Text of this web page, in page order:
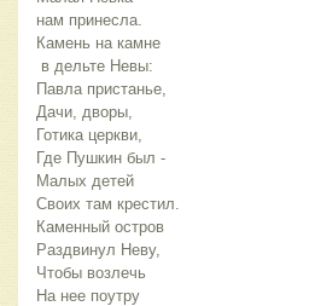
нам принесла.
Камень на камне
в дельте Невы:
Павла пристанье,
Дачи, дворы,
Готика церкви,
Где Пушкин был -
Малых детей
Своих там крестил.
Каменный остров
Раздвинул Неву,
Чтобы возлечь
На нее поутру